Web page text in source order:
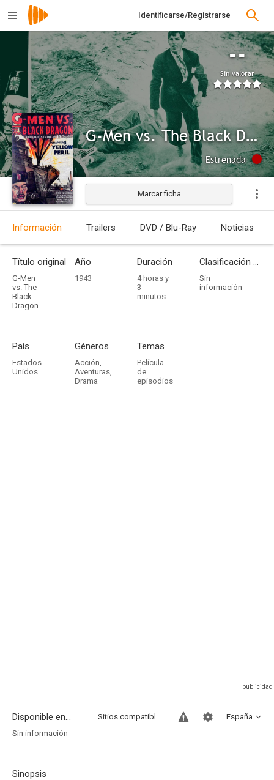
Identificarse/Registrarse
--
Sin valorar
G-Men vs. The Black Dragon
Estrenada
Marcar ficha
Información Trailers DVD / Blu-Ray Noticias
Título original
G-Men
vs. The
Black
Dragon
Año
1943
Duración
4 horas y
3
minutos
Clasificación por edades
Sin
información
País
Estados
Unidos
Géneros
Acción,
Aventuras,
Drama
Temas
Película
de
episodios
Disponible en... España
Sitios compatibles
Sin información
Sinopsis